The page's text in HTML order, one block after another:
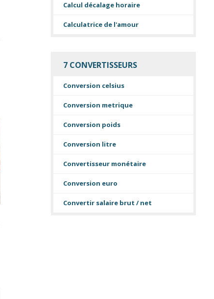
Calcul décalage horaire
Calculatrice de l'amour
7 CONVERTISSEURS
Conversion celsius
Conversion metrique
Conversion poids
Conversion litre
Convertisseur monétaire
Conversion euro
Convertir salaire brut / net